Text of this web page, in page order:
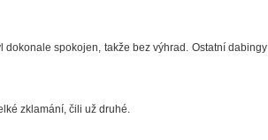
spokojen, takže bez výhrad. Ostatní dabingy
zklamání, čili už druhé.